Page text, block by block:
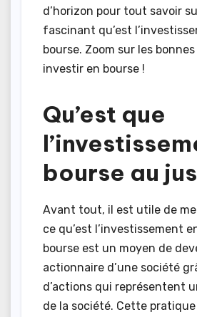
d’horizon pour tout savoir
fascinant qu’est
bourse. Zoom sur les
investir en bourse !
Qu’est que
bourse au
Avant tout, il est utile de
ce qu’est l’investissement
bourse est un moyen de
actionnaire d’une société
d’actions qui représentent
de la société. Cette